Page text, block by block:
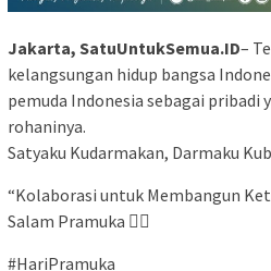
Jakarta, SatuUntukSemua.ID–
kelangsungan hidup bangsa
pemuda Indonesia sebagai pribadi
rohaninya.
Satyaku Kudarmakan, Darmaku
“Kolaborasi untuk Membangun
Salam Pramuka ✊🏼
#HariPramuka